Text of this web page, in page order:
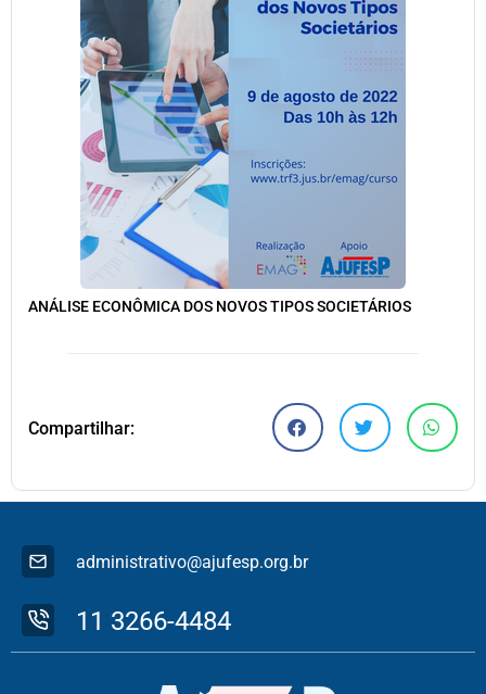
ANÁLISE ECONÔMICA DOS NOVOS TIPOS SOCIETÁRIOS
Compartilhar:
administrativo@ajufesp.org.br
11 3266-4484